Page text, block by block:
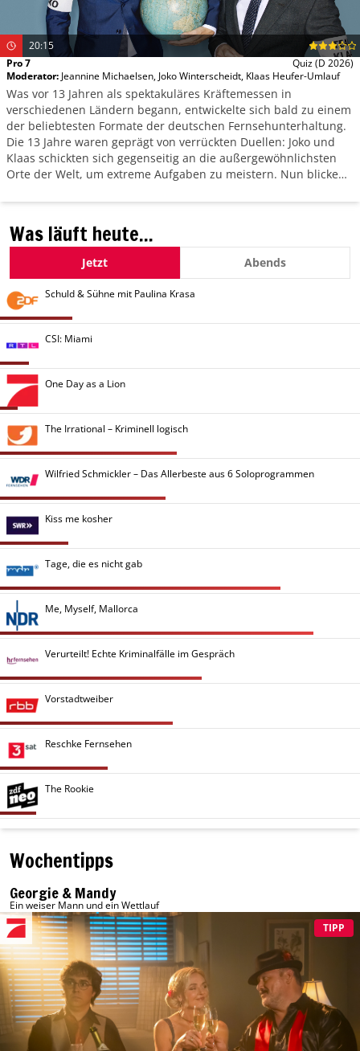
Wochentipps
Georgie & Mandy
Ein weiser Mann und ein Wettlauf
TIPP
20:15
Pro 7
Quiz(D 2026)
Moderator: Jeannine Michaelsen, Joko Winterscheidt, Klaas Heufer-Umlauf
Was vor 13 Jahren als spektakuläres Kräftemessen in
verschiedenen Ländern begann, entwickelte sich bald zu einem
der beliebtesten Formate der deutschen Fernsehunterhaltung.
Die 13 Jahre waren geprägt von verrückten Duellen: Joko und
Klaas schickten sich gegenseitig an die außergewöhnlichsten
Orte der Welt, um extreme Aufgaben zu meistern. Nun blicken
Was läuft heute...
Jetzt Abends
Schuld & Sühne mit Paulina Krasa
CSI: Miami
One Day as a Lion
The Irrational – Kriminell logisch
Wilfried Schmickler – Das Allerbeste aus 6 Soloprogrammen
Kiss me kosher
Tage, die es nicht gab
Me, Myself, Mallorca
Verurteilt! Echte Kriminalfälle im Gespräch
Vorstadtweiber
Reschke Fernsehen
The Rookie